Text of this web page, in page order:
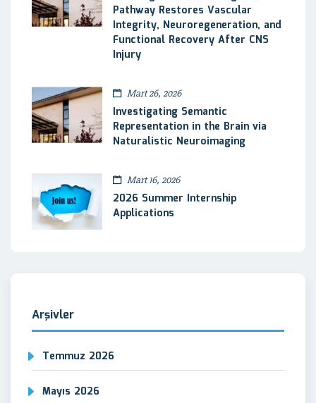
Pathway Restores Vascular
Integrity, Neuroregeneration, and
Functional Recovery After CNS
Injury
Mart 26, 2026
Investigating Semantic
Representation in the Brain via
Naturalistic Neuroimaging
Mart 16, 2026
2026 Summer Internship
Applications
Arşivler
Temmuz 2026
Mayıs 2026